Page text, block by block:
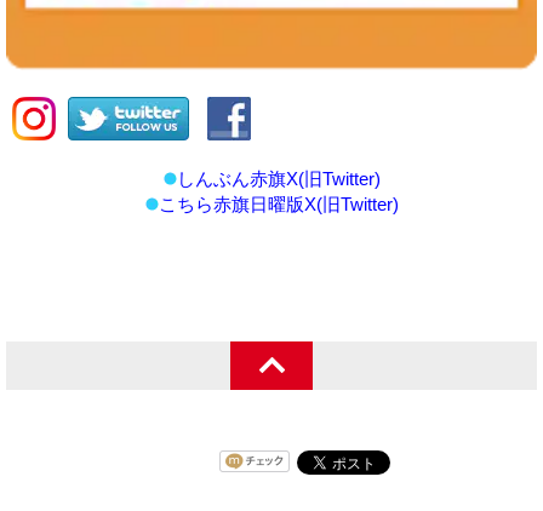
しんぶん赤旗X(旧Twitter)
こちら赤旗日曜版X(旧Twitter)